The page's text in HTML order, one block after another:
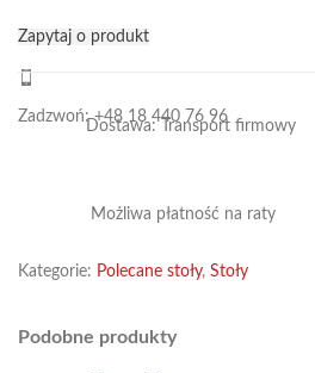
Zapytaj o produkt
Zadzwoń: +48 18 440 76 96
Dostawa: Transport firmowy
Możliwa płatność na raty
Kategorie: Polecane stoły, Stoły
Podobne produkty